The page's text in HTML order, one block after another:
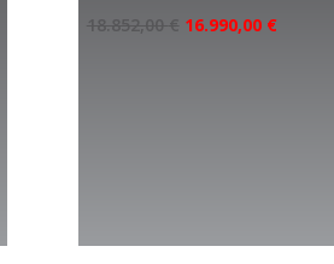
18.852,00€ 16.990,00 €